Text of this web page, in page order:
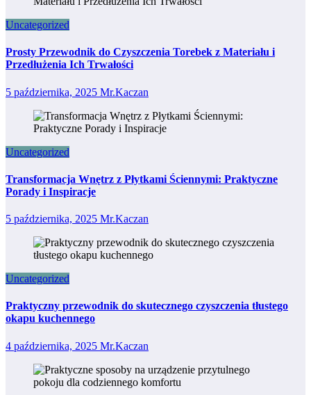
Uncategorized
Prosty Przewodnik do Czyszczenia Torebek z Materiału i
Przedłużenia Ich Trwałości
5 października, 2025 Mr.Kaczan
Uncategorized
Transformacja Wnętrz z Płytkami Ściennymi: Praktyczne
Porady i Inspiracje
5 października, 2025 Mr.Kaczan
Uncategorized
Praktyczny przewodnik do skutecznego czyszczenia tłustego
okapu kuchennego
4 października, 2025 Mr.Kaczan